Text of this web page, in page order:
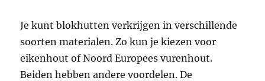
Je kunt blokhutten verkrijgen in verschillende
soorten materialen. Zo kun je kiezen voor
eikenhout of Noord Europees vurenhout.
Beiden hebben andere voordelen. De